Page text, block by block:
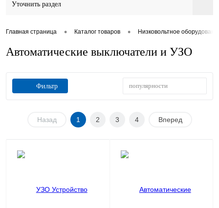
Уточнить раздел
Главная страница • Каталог товаров • Низковольтное
Автоматические выключатели и УЗО
Фильтр популярности
Назад 1 2 3 4 Вперед